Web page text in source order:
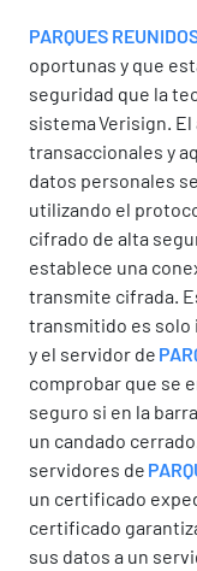
PARQUES
oportunas y que
seguridad que la
sistema Verisign.
transaccionales y
datos personales
utilizando el
cifrado de alta
establece una
transmite cifrada.
transmitido es solo
y el servidor de
comprobar que se
seguro si en la
un candado
servidores de
un certificado
certificado
sus datos a un